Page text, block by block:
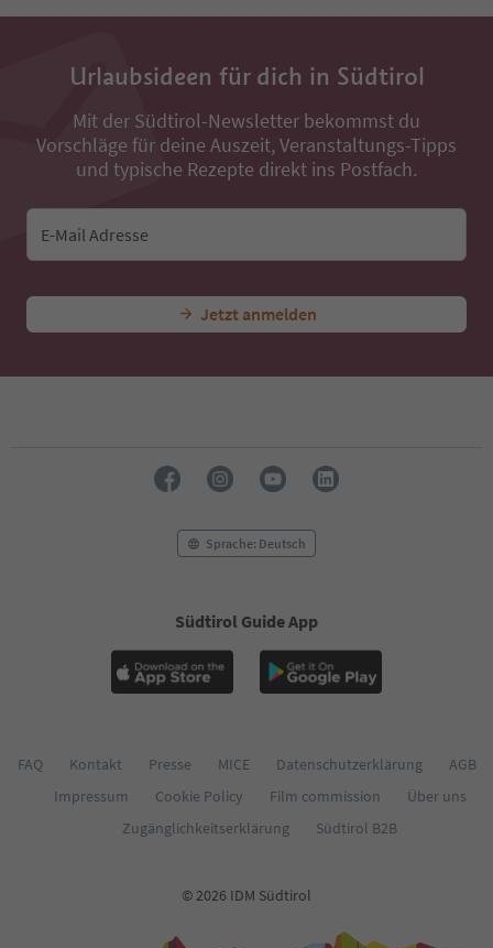
Urlaubsideen für dich in Südtirol
Mit der Südtirol-Newsletter bekommst du
Vorschläge für deine Auszeit, Veranstaltungs-Tipps
und typische Rezepte direkt ins Postfach.
E-Mail Adresse
Jetzt anmelden
Sprache: Deutsch
Südtirol Guide App
FAQ Kontakt Presse MICE Datenschutzerklärung
AGB
Impressum
Cookie Policy Film commission
Über uns
Zugänglichkeitserklärung
Südtirol B2B
© 2026 IDM Südtirol